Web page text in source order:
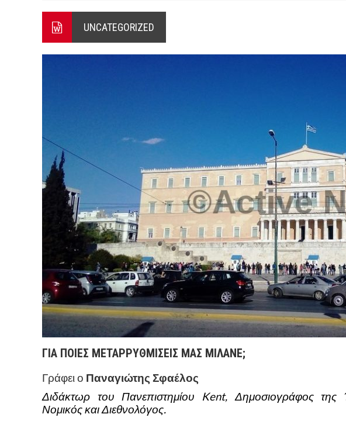
UNCATEGORIZED
ΓΙΑ ΠΟΙΕΣ ΜΕΤΑΡΡΥΘΜΙΣΕΙΣ ΜΑΣ ΜΙΛΑΝΕ;
Γράφει ο Παναγιώτης Σφαέλος
Διδάκτωρ του Πανεπιστημίου Kent, Δημοσιογράφος
Νομικός και Διεθνολόγος.